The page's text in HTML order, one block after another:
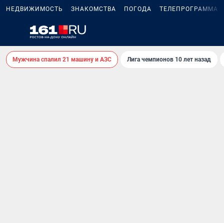
НЕДВИЖИМОСТЬ ЗНАКОМСТВА ПОГОДА ТЕЛЕПРОГРАММА
Мужчина спалил 21 машину и АЗС Лига чемпионов 10 лет назад